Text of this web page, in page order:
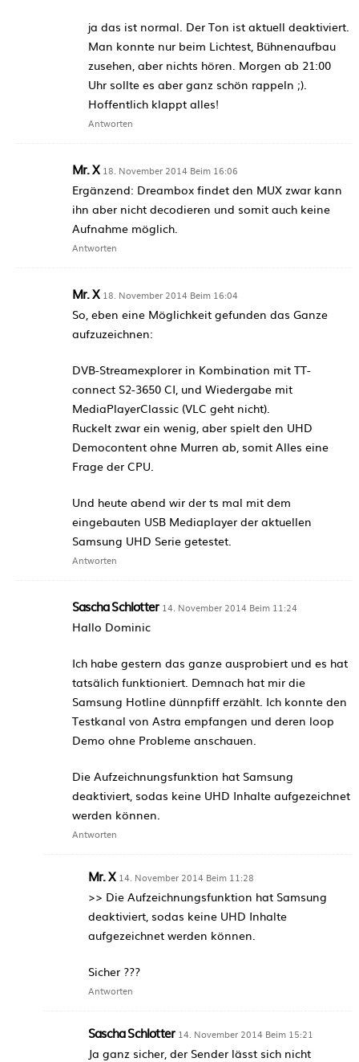
ja das ist normal. Der Ton ist aktuell deaktiviert.
Man konnte nur beim Lichtest, Bühnenaufbau
zusehen, aber nichts hören. Morgen ab 21:00
Uhr sollte es aber ganz schön rappeln ;).
Hoffentlich klappt alles!
Antworten
Mr. X 18. November 2014 Beim 16:06
Ergänzend: Dreambox findet den MUX zwar kann
ihn aber nicht decodieren und somit auch keine
Aufnahme möglich.
Antworten
Mr. X 18. November 2014 Beim 16:04
So, eben eine Möglichkeit gefunden das Ganze
aufzuzeichnen:
DVB-Streamexplorer in Kombination mit TT-
connect S2-3650 CI, und Wiedergabe mit
MediaPlayerClassic (VLC geht nicht).
Ruckelt zwar ein wenig, aber spielt den UHD
Democontent ohne Murren ab, somit Alles eine
Frage der CPU.
Und heute abend wir der ts mal mit dem
eingebauten USB Mediaplayer der aktuellen
Samsung UHD Serie getestet.
Antworten
Sascha Schlotter 14. November 2014 Beim 11:24
Hallo Dominic
Ich habe gestern das ganze ausprobiert und es hat
tatsälich funktioniert. Demnach hat mir die
Samsung Hotline dünnpfiff erzählt. Ich konnte den
Testkanal von Astra empfangen und deren loop
Demo ohne Probleme anschauen.
Die Aufzeichnungsfunktion hat Samsung
deaktiviert, sodas keine UHD Inhalte aufgezeichnet
werden können.
Antworten
Mr. X 14. November 2014 Beim 11:28
>> Die Aufzeichnungsfunktion hat Samsung
deaktiviert, sodas keine UHD Inhalte
aufgezeichnet werden können.
Sicher ???
Antworten
Sascha Schlotter 14. November 2014 Beim 15:21
Ja ganz sicher, der Sender lässt sich nicht